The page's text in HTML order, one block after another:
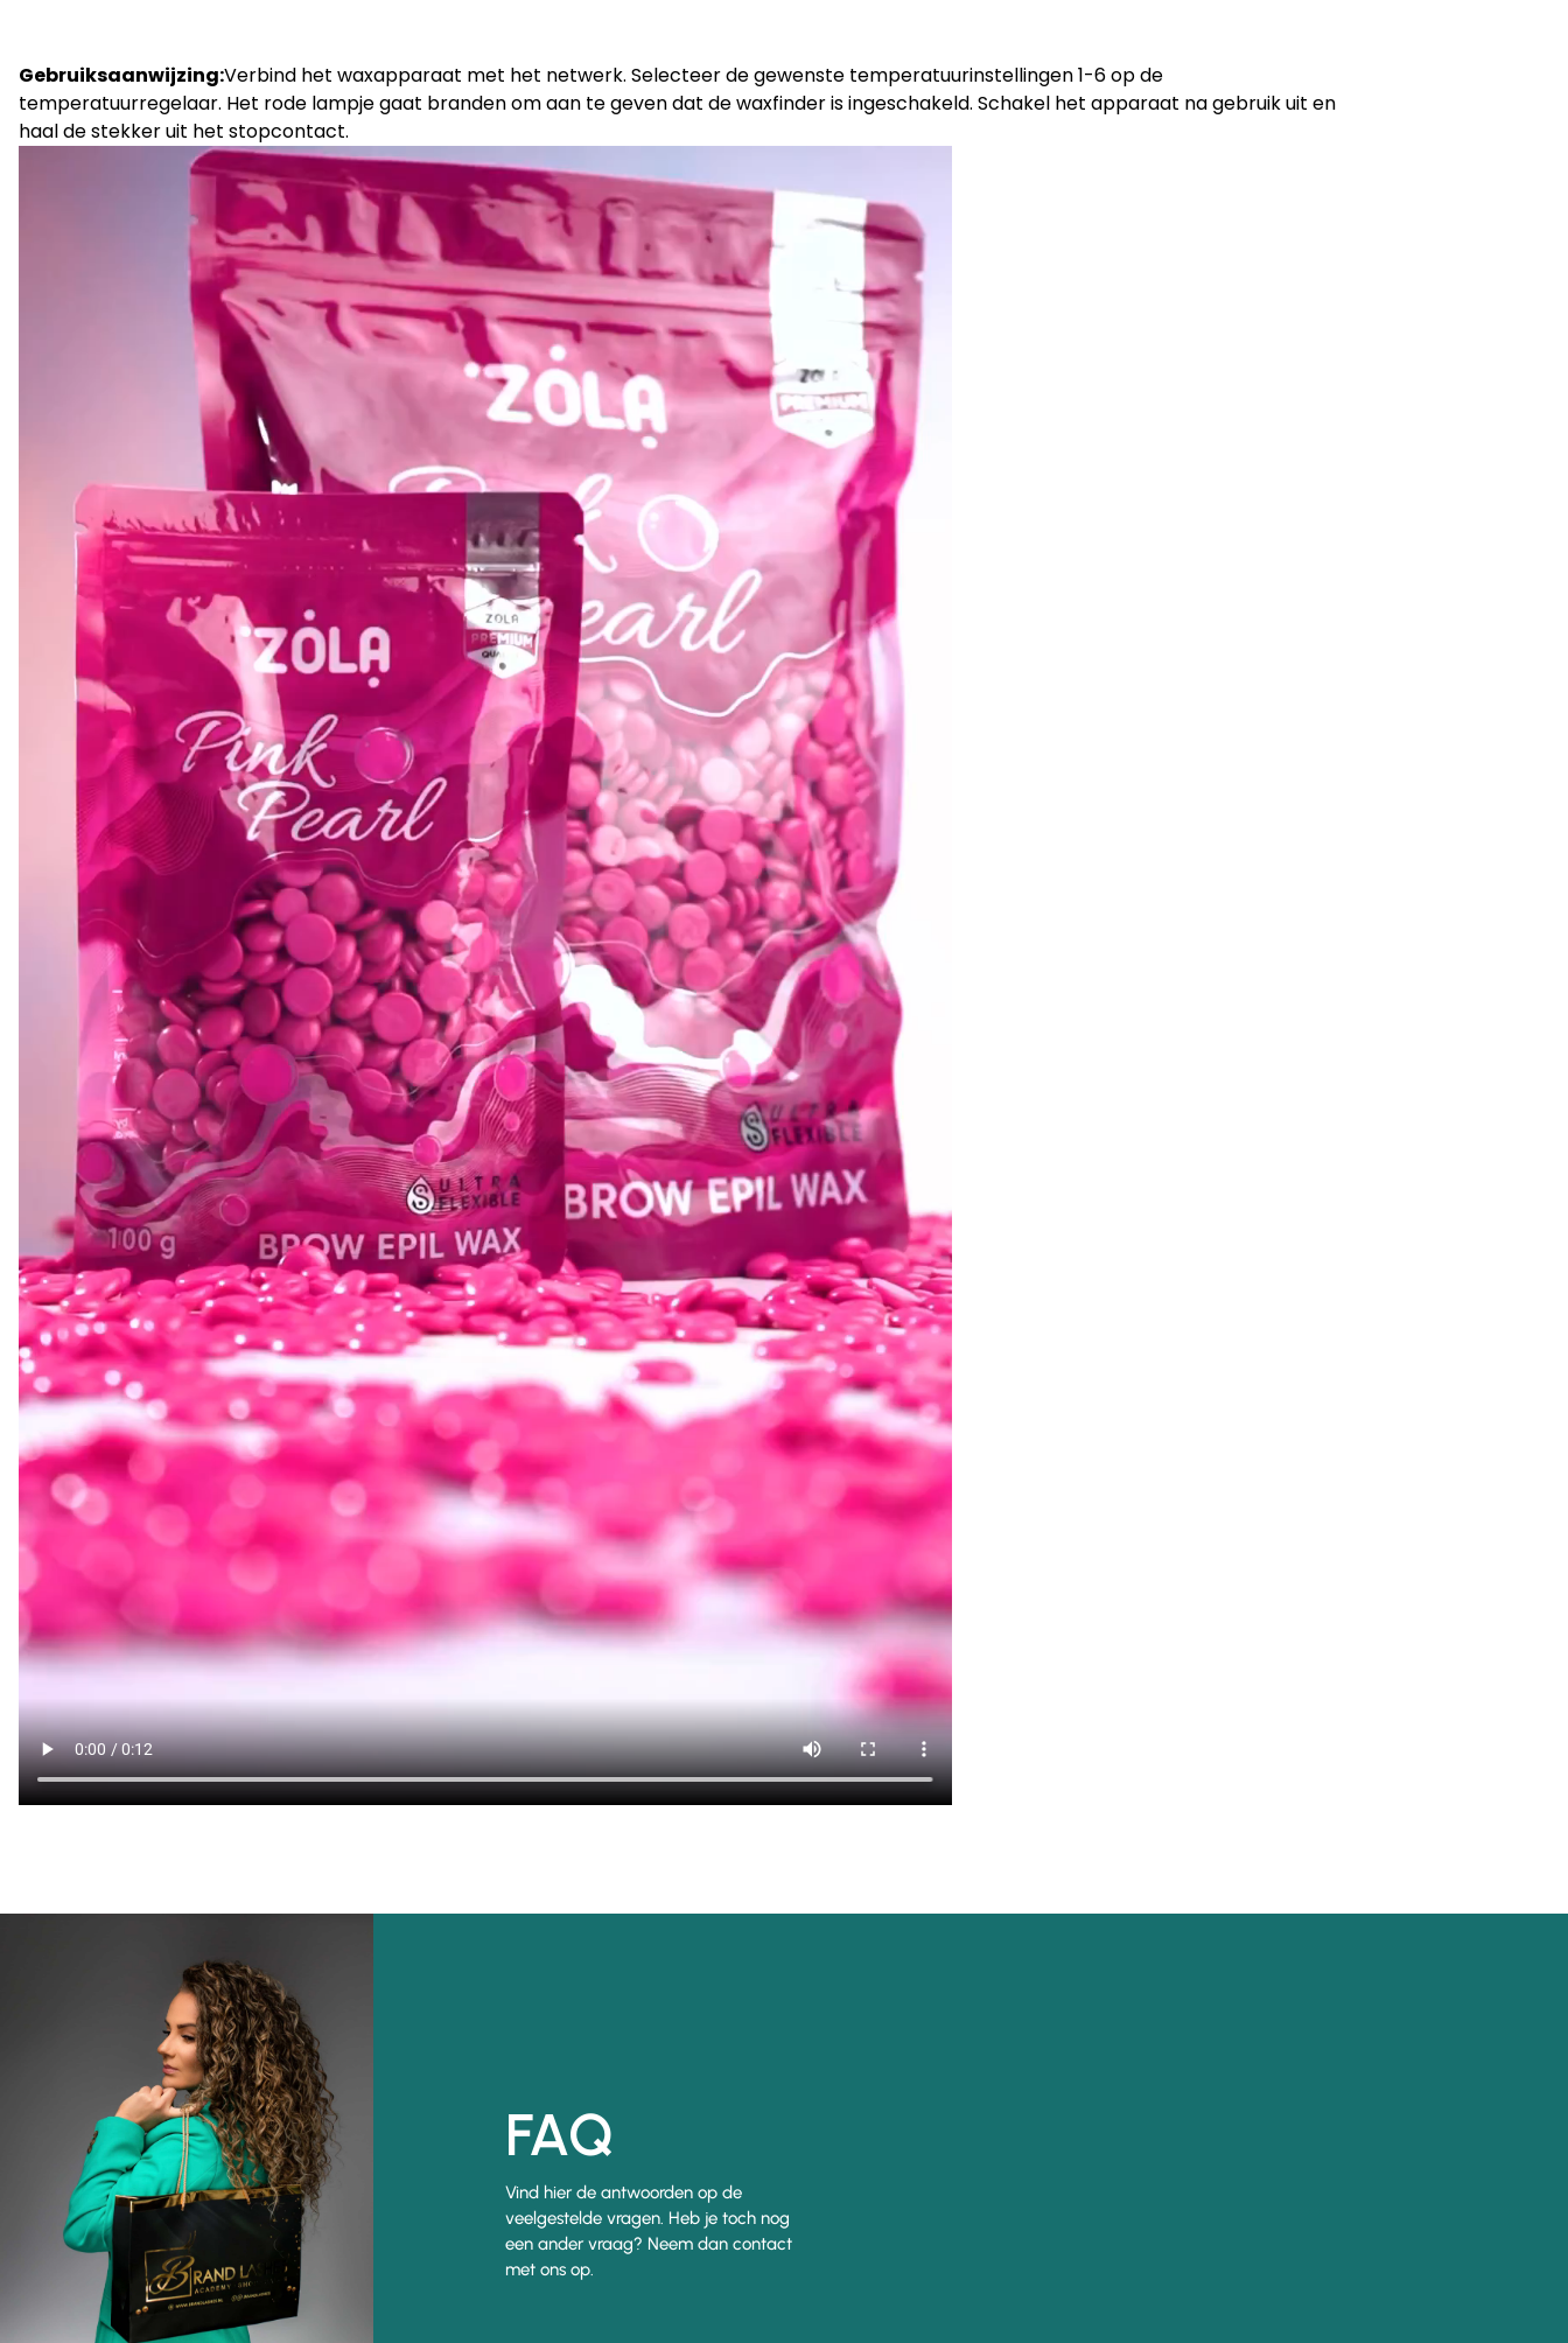
Gebruiksaanwijzing:Verbind het waxapparaat met het netwerk. Selecteer de gewenste temperatuurinstellingen 1-6 op de
temperatuurregelaar. Het rode lampje gaat branden om aan te geven dat de waxfinder is ingeschakeld. Schakel het apparaat na gebruik uit en
haal de stekker uit het stopcontact.
FAQ
Vind hier de antwoorden op de
veelgestelde vragen. Heb je toch nog
een ander vraag? Neem dan contact
met ons op.